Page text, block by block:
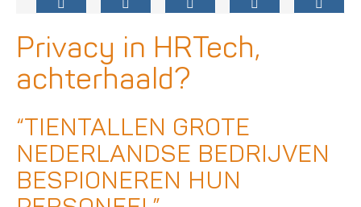
Privacy in HRTech,
achterhaald?
“TIENTALLEN GROTE
NEDERLANDSE BEDRIJVEN
BESPIONEREN HUN